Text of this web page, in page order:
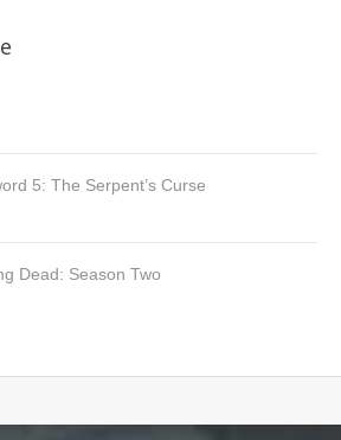
5: The Serpent’s Curse
Dead: Season Two